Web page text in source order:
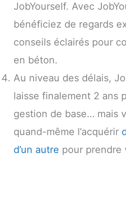
JobYourself. Avec
bénéficiez de regards
conseils éclairés pour
en béton.
Au niveau des délais,
laisse finalement 2 ans
gestion de base… mais
quand-même l’acquérir
d’un autre pour prendre